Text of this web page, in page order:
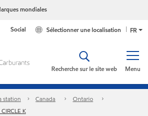
mondiales
FR
Sélectionner une localisation
Social
Menu
Recherche sur le site web
station Canada
Ontario
K